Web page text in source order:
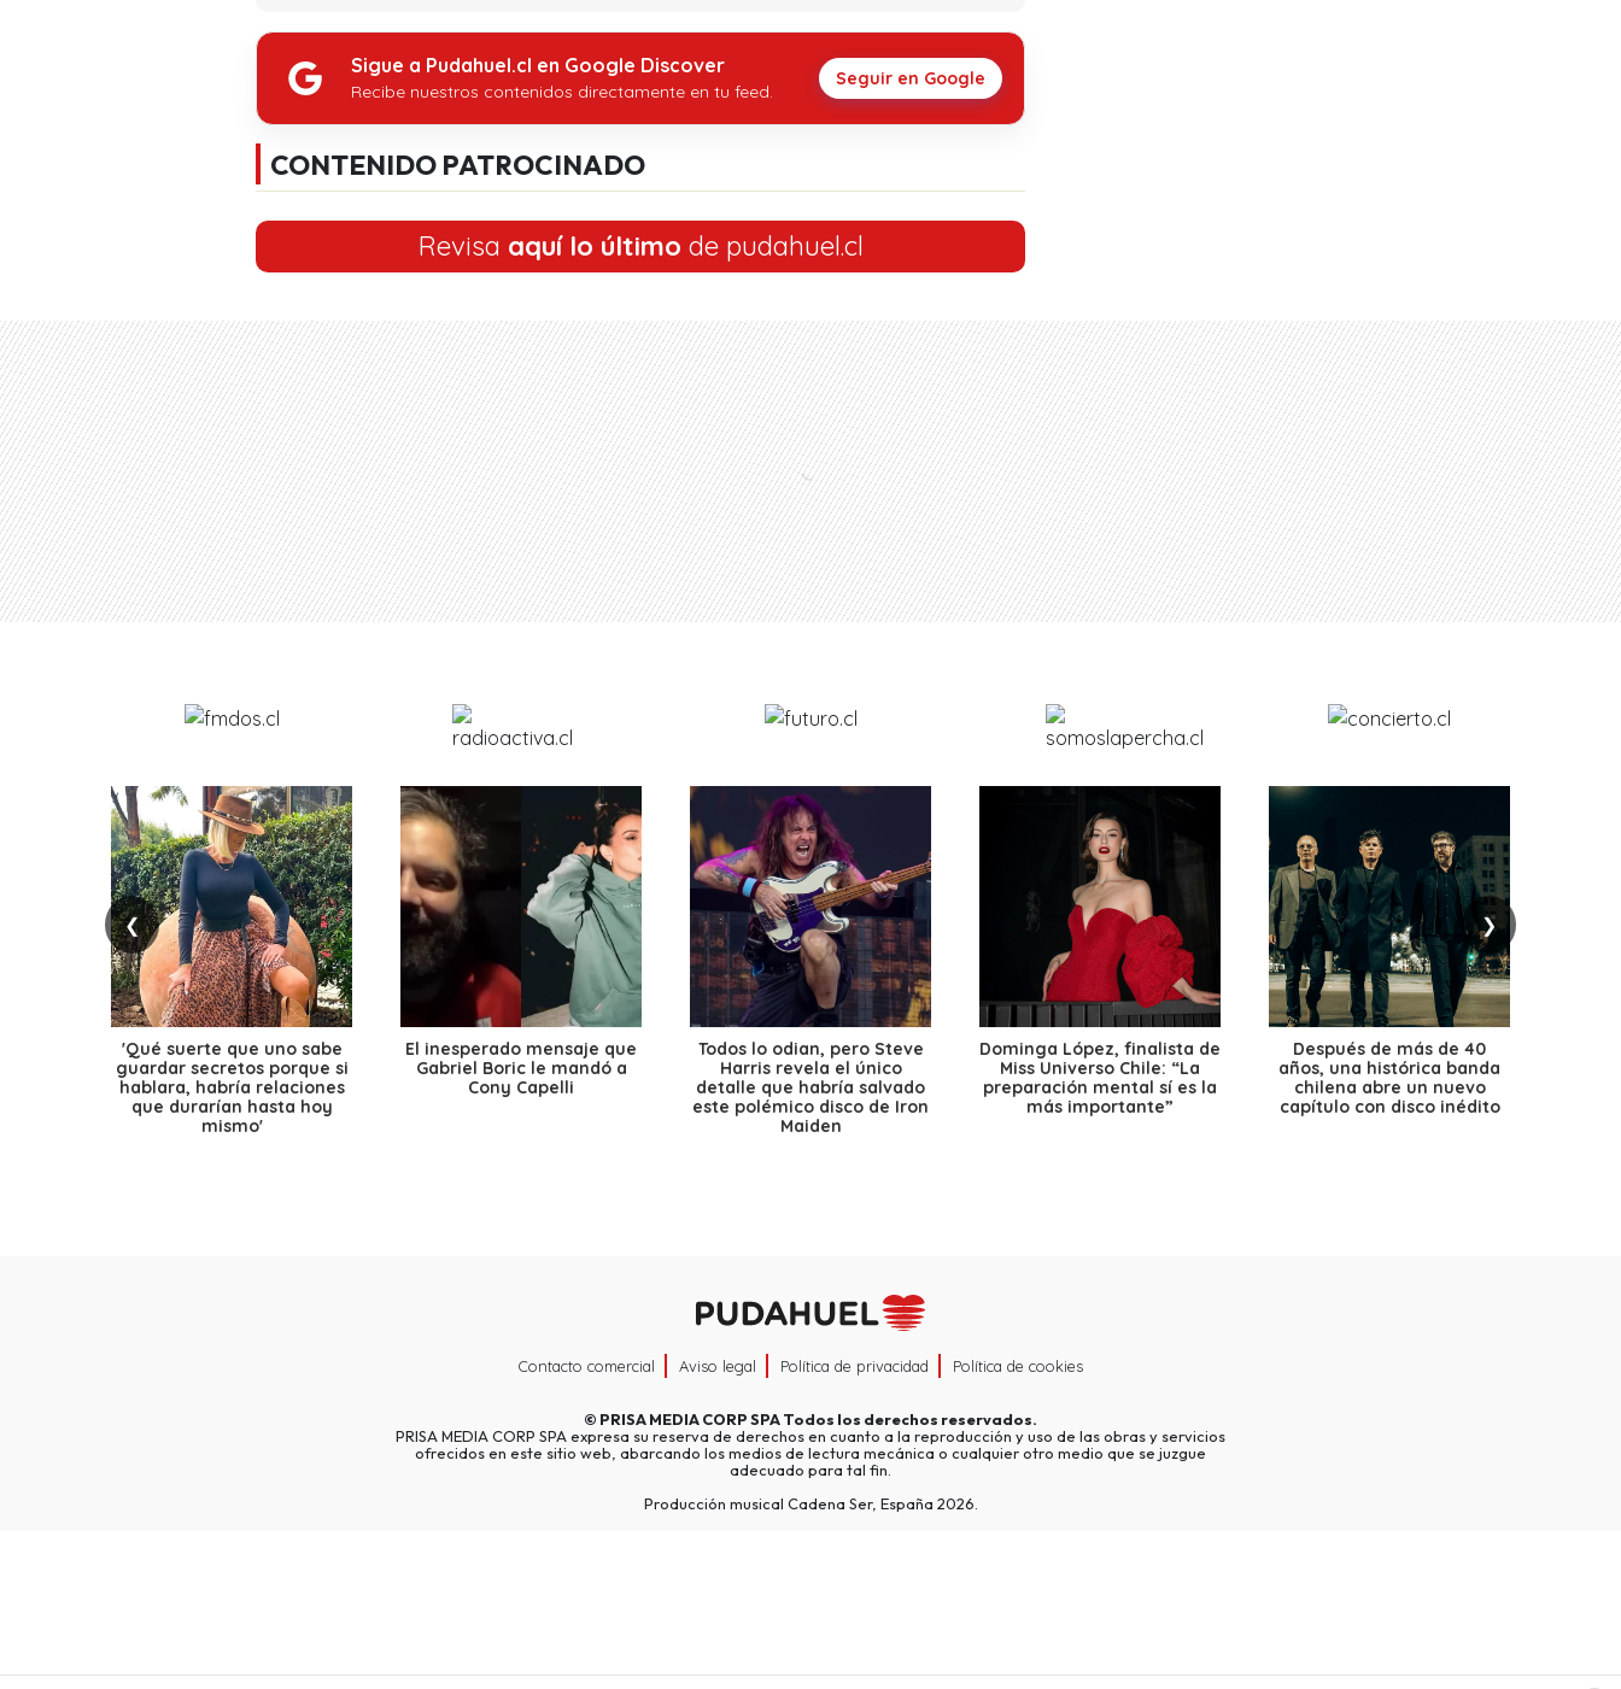
Sigue a Pudahuel.cl en Google Discover
Recibe nuestros contenidos directamente en tu feed.
Seguir en Google
CONTENIDO PATROCINADO
Revisa aquí lo último de pudahuel.cl
❮ ❯
'Qué suerte que uno sabe
guardar secretos porque si
hablara, habría relaciones
que durarían hasta hoy
mismo'
El inesperado mensaje que
Gabriel Boric le mandó a
Cony Capelli
Todos lo odian, pero Steve
Harris revela el único
detalle que habría salvado
este polémico disco de Iron
Maiden
Dominga López, finalista de
Miss Universo Chile: “La
preparación mental sí es la
más importante”
Después de más de 40
años, una histórica banda
chilena abre un nuevo
capítulo con disco inédito
Contacto comercial Aviso legal Política de privacidad Política de cookies
© PRISA MEDIA CORP SPATodos los derechos reservados.
PRISA MEDIA CORP SPA expresa su reserva de derechos en cuanto a la reproducción y uso de las obras y servicios
ofrecidos en este sitio web, abarcando los medios de lectura mecánica o cualquier otro medio que se juzgue
adecuado para tal fin.
Producción musical Cadena Ser, España 2026.